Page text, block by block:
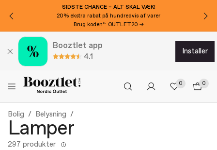
SIDSTE CHANCE – ALT SKAL VÆK!
20% ekstra rabat på hundredvis af varer
Brug koden*: OUTLET20 →
Booztlet app
4.1
installer
0 0
Bolig Belysning
Lamper
297 produkter